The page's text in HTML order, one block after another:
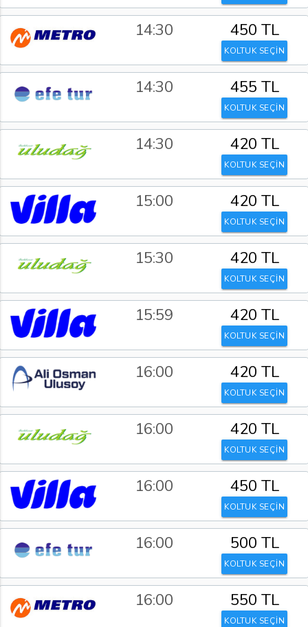
14:30 450 TL
KOLTUK SEÇİN
14:30 455 TL
KOLTUK SEÇİN
14:30 420 TL
KOLTUK SEÇİN
15:00 420 TL
KOLTUK SEÇİN
15:30 420 TL
KOLTUK SEÇİN
15:59 420 TL
KOLTUK SEÇİN
16:00 420 TL
KOLTUK SEÇİN
16:00 420 TL
KOLTUK SEÇİN
16:00 450 TL
KOLTUK SEÇİN
16:00 500 TL
KOLTUK SEÇİN
16:00 550 TL
KOLTUK SEÇİN